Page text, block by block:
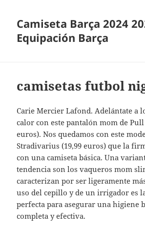
Camiseta Barça 2024
Equipación Barça
camisetas futbol
Carie Mercier Lafond. Adelántate a
calor con este pantalón mom de Pull
euros). Nos quedamos con este
Stradivarius (19,99 euros) que la
con una camiseta básica. Una
tendencia son los vaqueros mom
caracterizan por ser ligeramente
uso del cepillo y de un irrigador es
perfecta para asegurar una higiene
completa y efectiva.